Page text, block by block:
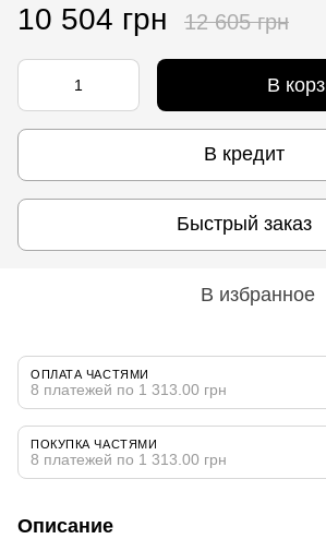
10 504 грн 12 605 грн
В
В кредит
Быстрый заказ
В избранное
ОПЛАТА ЧАСТЯМИ
8 платежей по 1 313.00 грн
ПОКУПКА ЧАСТЯМИ
8 платежей по 1 313.00 грн
Описание